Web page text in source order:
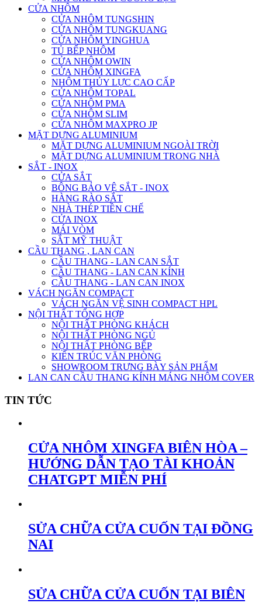
CỬA NHÔM
CỬA NHÔM TUNGSHIN
CỬA NHÔM TUNGKUANG
CỬA NHÔM YINGHUA
TỦ BẾP NHÔM
CỬA NHÔM OWIN
CỬA NHÔM XINGFA
NHÔM THỦY LỰC CAO CẤP
CỬA NHÔM TOPAL
CỬA NHÔM PMA
CỬA NHÔM SLIM
CỬA NHÔM MAXPRO JP
MẶT DỰNG ALUMINIUM
MẶT DỰNG ALUMINIUM NGOÀI TRỜI
MẶT DỰNG ALUMINIUM TRONG NHÀ
SẮT - INOX
CỬA SẮT
BÔNG BẢO VỆ SẮT - INOX
HÀNG RÀO SẮT
NHÀ THÉP TIỀN CHẾ
CỬA INOX
MÁI VÒM
SẮT MỸ THUẬT
CẦU THANG , LAN CAN
CẦU THANG - LAN CAN SẮT
CẦU THANG - LAN CAN KÍNH
CẦU THANG - LAN CAN INOX
VÁCH NGĂN COMPACT
VÁCH NGĂN VỆ SINH COMPACT HPL
NỘI THẤT TỔNG HỢP
NỘI THẤT PHÒNG KHÁCH
NỘI THẤT PHÒNG NGỦ
NỘI THẤT PHÒNG BẾP
KIẾN TRÚC VĂN PHÒNG
SHOWROOM TRƯNG BÀY SẢN PHẨM
LAN CAN CẦU THANG KÍNH MÁNG NHÔM COVER
TIN TỨC
CỬA NHÔM XINGFA BIÊN HÒA –
HƯỚNG DẪN TẠO TÀI KHOẢN
CHATGPT MIỄN PHÍ
SỬA CHỮA CỬA CUỐN TẠI ĐỒNG
NAI
SỬA CHỮA CỬA CUỐN TẠI BIÊN